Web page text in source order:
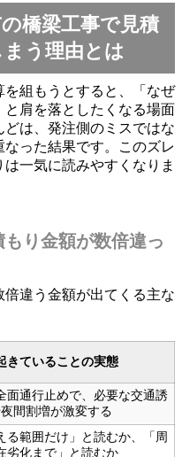
橋梁工事で見積
う理由とは
組もうとすると、「なぜ
肩を落としたくなる場面
は、発注側のミスではな
った結果です。このズレ
一気に読みやすくなりま
り金額が数倍違っ
違う金額が出てくる主な
きていることの実態
面通行止めで、必要な交通誘
間割増が激変する
る範囲だけ」と読むか、「周
劣化まで」と読むか